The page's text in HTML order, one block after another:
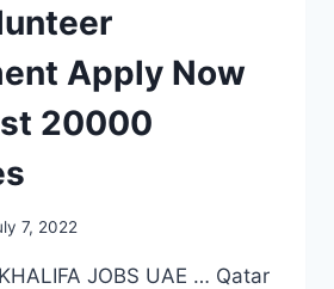
Apply Now
20000
7, 2022
JOBS UAE … Qatar